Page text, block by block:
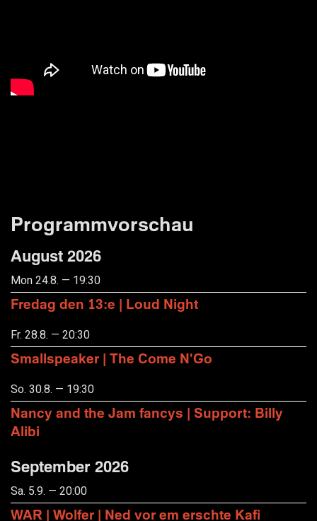
Programmvorschau
August 2026
Mon 24.8. — 19:30
Fredag den 13:e | Loud Night
Fr. 28.8. — 20:30
Smallspeaker | The Come N'Go
So. 30.8. — 19:30
Nancy and the Jam fancys | Support: Billy
Alibi
September 2026
Sa. 5.9. — 20:00
WAR | Wolfer | Ned vor em erschte Kafi